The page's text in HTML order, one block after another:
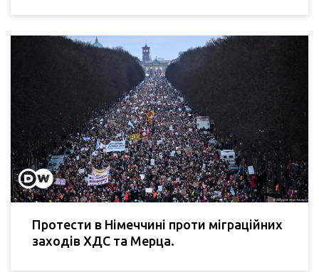
Протести в Німеччині проти міграційних
заходів ХДС та Мерца.